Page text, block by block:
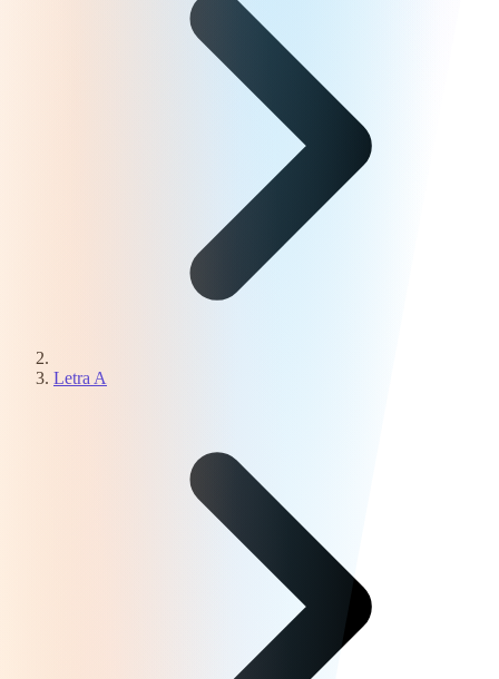
Letra A